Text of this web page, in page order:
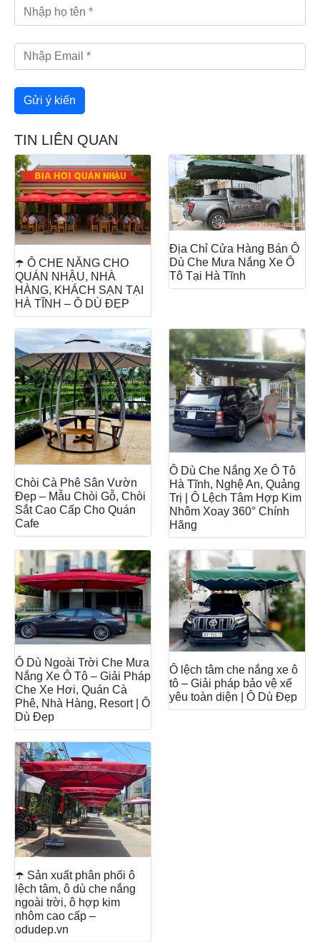
TIN LIÊN QUAN
☂️ Ô CHE NẮNG CHO
QUÁN NHẬU, NHÀ
HÀNG, KHÁCH SẠN TẠI
HÀ TĨNH – Ô DÙ ĐẸP
Địa Chỉ Cửa Hàng Bán Ô
Dù Che Mưa Nắng Xe Ô
Tô Tại Hà Tĩnh
Chòi Cà Phê Sân Vườn
Đẹp – Mẫu Chòi Gỗ, Chòi
Sắt Cao Cấp Cho Quán
Cafe
Ô Dù Che Nắng Xe Ô Tô
Hà Tĩnh, Nghệ An, Quảng
Trị | Ô Lệch Tâm Hợp Kim
Nhôm Xoay 360° Chính
Hãng
Ô Dù Ngoài Trời Che Mưa
Nắng Xe Ô Tô – Giải Pháp
Che Xe Hơi, Quán Cà
Phê, Nhà Hàng, Resort | Ô
Dù Đẹp
Ô lệch tâm che nắng xe ô
tô – Giải pháp bảo vệ xế
yêu toàn diện | Ô Dù Đẹp
☂️ Sản xuất phân phối ô
lệch tâm, ô dù che nắng
ngoài trời, ô hợp kim
nhôm cao cấp –
odudep.vn